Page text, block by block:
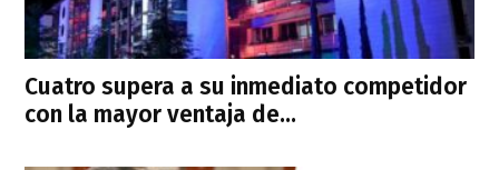
Cuatro supera a su inmediato competidor
con la mayor ventaja de...